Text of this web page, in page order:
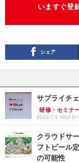
いますぐ登
シェア
サプライチ
研修・セミナ
2023.7.5 Wed
クラウドサ
フトビール
の可能性